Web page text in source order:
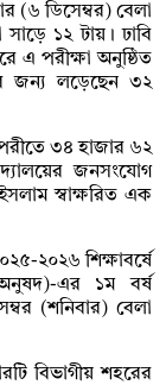
(৬ ডিসেম্বর) বেলা
১২ টায়। ঢাবি
এ পরীক্ষা অনুষ্ঠিত
জন্য লড়েছেন ৩২
৩৪ হাজার ৬২
জনসংযোগ
স্বাক্ষরিত এক
২০২৬ শিক্ষাবর্ষে
অনুষদ)-এর ১ম বর্ষ
(শনিবার) বেলা
বিভাগীয় শহরের